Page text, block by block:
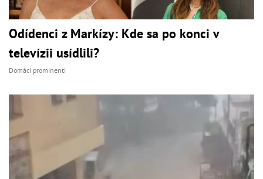
Odídenci z Markízy: Kde sa po konci v
televízii usídlili?
Domáci prominenti